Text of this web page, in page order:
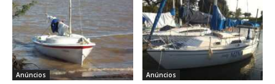
Anúncios Anúncios